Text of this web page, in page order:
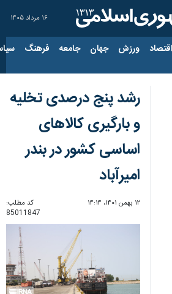
۱۶ مرداد ۱۴۰۵
اقتصاد ورزش جهان جامعه فرهنگ
رشد پنج درصدی تخلیه
و بارگیری کالاهای
اساسی کشور در بندر
امیرآباد
۱۲ بهمن ۱۴۰۱، ۱۴:۱۴
کد مطلب:
85011847